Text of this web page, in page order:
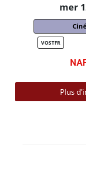
mer
VOSTFR
Plus